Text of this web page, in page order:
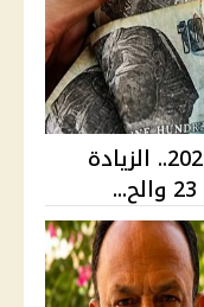
موعد صرف مرتبات أغسطس 2026.. الزيادة